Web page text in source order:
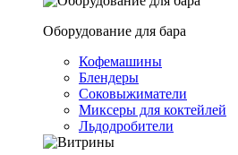
Оборудование для бара
Кофемашины
Блендеры
Соковыжиматели
Миксеры для коктейлей
Льдодробители